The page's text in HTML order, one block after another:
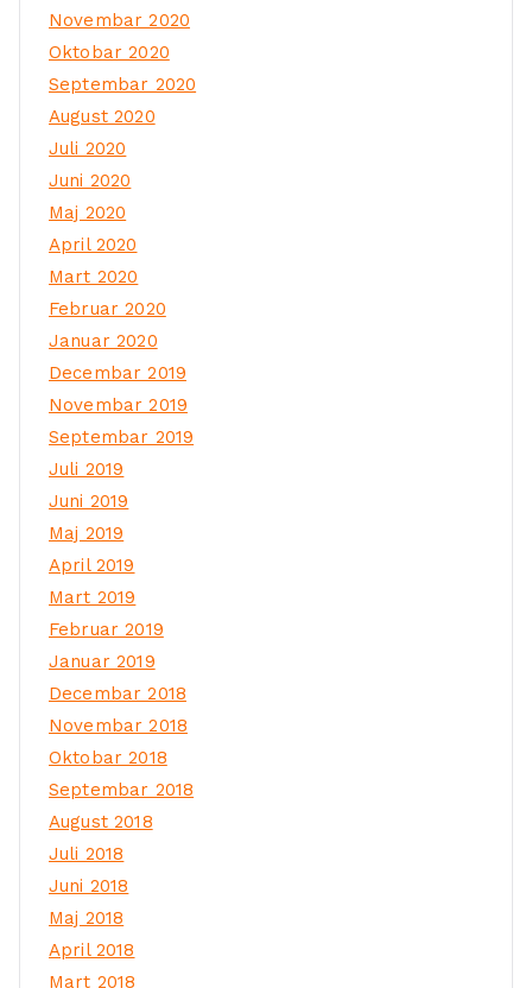
Novembar 2020
Oktobar 2020
Septembar 2020
August 2020
Juli 2020
Juni 2020
Maj 2020
April 2020
Mart 2020
Februar 2020
Januar 2020
Decembar 2019
Novembar 2019
Septembar 2019
Juli 2019
Juni 2019
Maj 2019
April 2019
Mart 2019
Februar 2019
Januar 2019
Decembar 2018
Novembar 2018
Oktobar 2018
Septembar 2018
August 2018
Juli 2018
Juni 2018
Maj 2018
April 2018
Mart 2018